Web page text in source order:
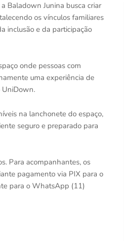
Baladown Junina busca criar
os vínculos familiares
inclusão e da participação
onde pessoas com
uma experiência de
UniDown.
na lanchonete do espaço,
seguro e preparado para
Para acompanhantes, os
pagamento via PIX para o
para o WhatsApp (11)